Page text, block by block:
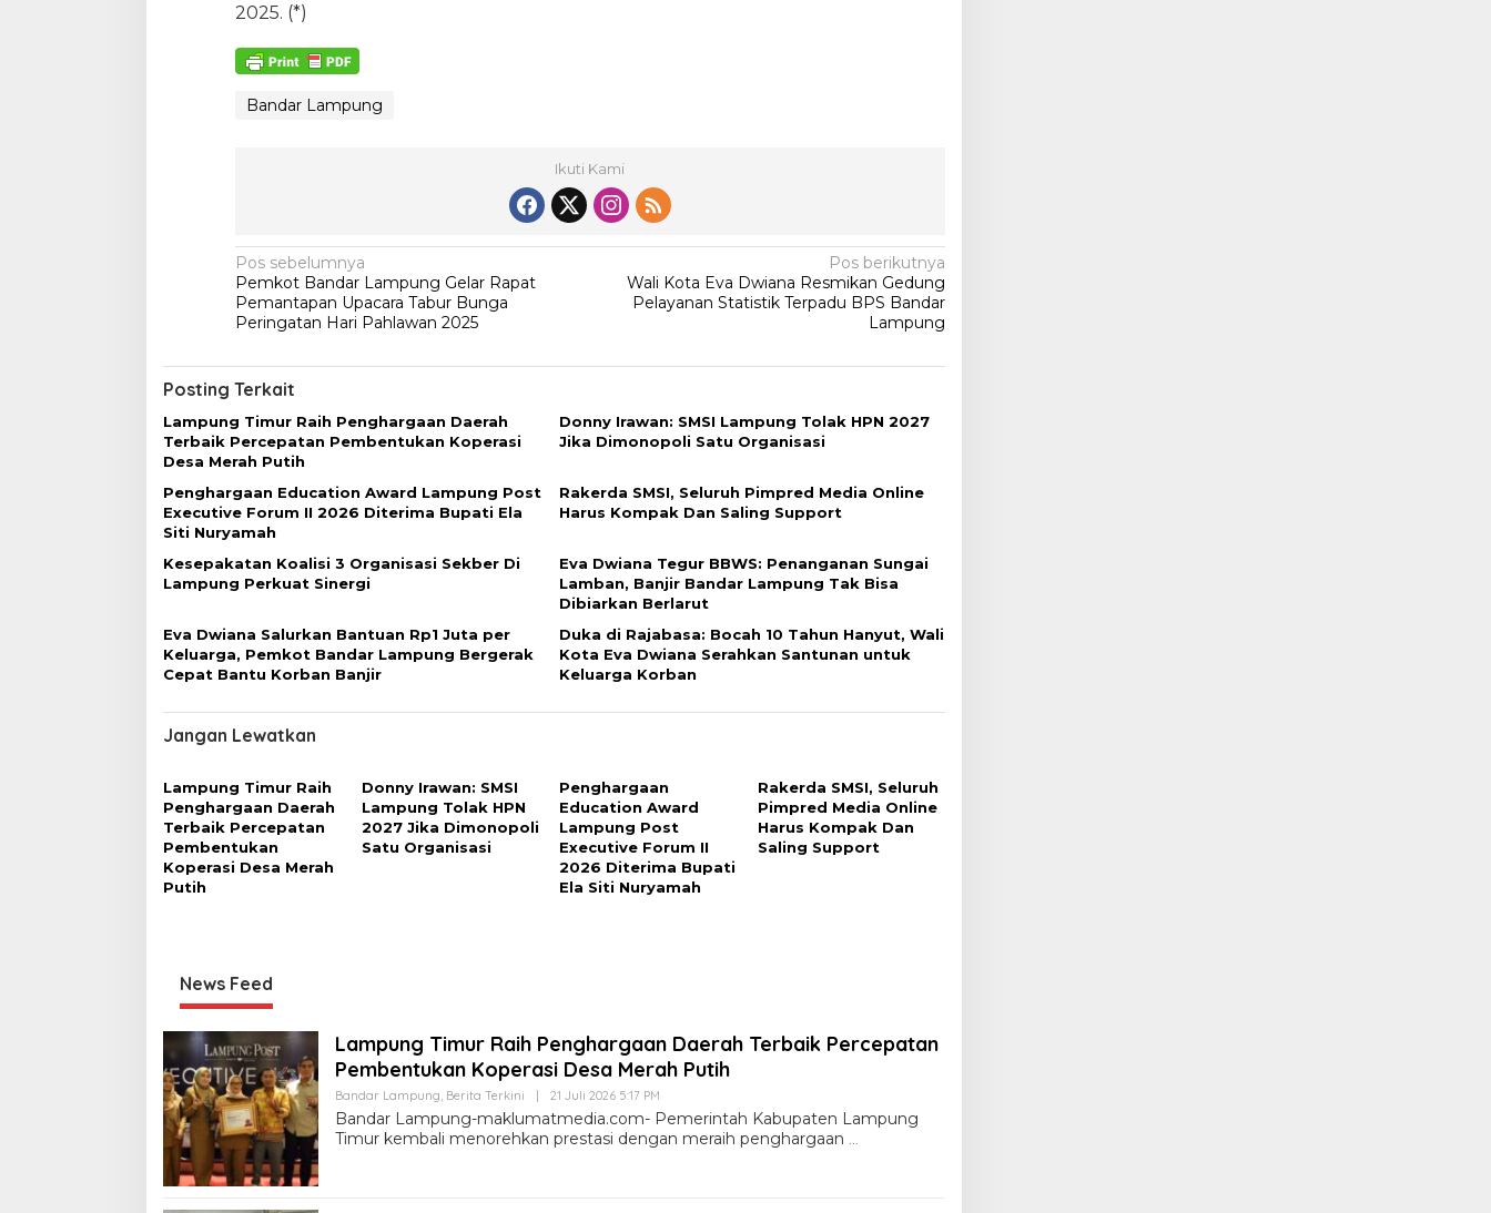
2025. (*)
Bandar Lampung
Ikuti Kami
N
a
v
i
g
a
s
i
p
o
s
Pos sebelumnya
Pemkot Bandar Lampung Gelar Rapat
Pemantapan Upacara Tabur Bunga
Peringatan Hari Pahlawan 2025
Pos berikutnya
Wali Kota Eva Dwiana Resmikan Gedung
Pelayanan Statistik Terpadu BPS Bandar
Lampung
Posting Terkait
Lampung Timur Raih Penghargaan Daerah
Terbaik Percepatan Pembentukan Koperasi
Desa Merah Putih
Donny Irawan: SMSI Lampung Tolak HPN 2027
Jika Dimonopoli Satu Organisasi
Penghargaan Education Award Lampung Post
Executive Forum II 2026 Diterima Bupati Ela
Siti Nuryamah
Rakerda SMSI, Seluruh Pimpred Media Online
Harus Kompak Dan Saling Support
Kesepakatan Koalisi 3 Organisasi Sekber Di
Lampung Perkuat Sinergi
Eva Dwiana Tegur BBWS: Penanganan Sungai
Lamban, Banjir Bandar Lampung Tak Bisa
Dibiarkan Berlarut
Eva Dwiana Salurkan Bantuan Rp1 Juta per
Keluarga, Pemkot Bandar Lampung Bergerak
Cepat Bantu Korban Banjir
Duka di Rajabasa: Bocah 10 Tahun Hanyut, Wali
Kota Eva Dwiana Serahkan Santunan untuk
Keluarga Korban
Jangan Lewatkan
Lampung Timur Raih
Penghargaan Daerah
Terbaik Percepatan
Pembentukan
Koperasi Desa Merah
Putih
Donny Irawan: SMSI
Lampung Tolak HPN
2027 Jika Dimonopoli
Satu Organisasi
Penghargaan
Education Award
Lampung Post
Executive Forum II
2026 Diterima Bupati
Ela Siti Nuryamah
Rakerda SMSI, Seluruh
Pimpred Media Online
Harus Kompak Dan
Saling Support
News Feed
Lampung Timur Raih Penghargaan Daerah Terbaik Percepatan
Pembentukan Koperasi Desa Merah Putih
Bandar Lampung Berita Terkini | 21 Juli 2026 5:17 PM
Bandar Lampung-maklumatmedia.com- Pemerintah Kabupaten Lampung
Timur kembali menorehkan prestasi dengan meraih penghargaan